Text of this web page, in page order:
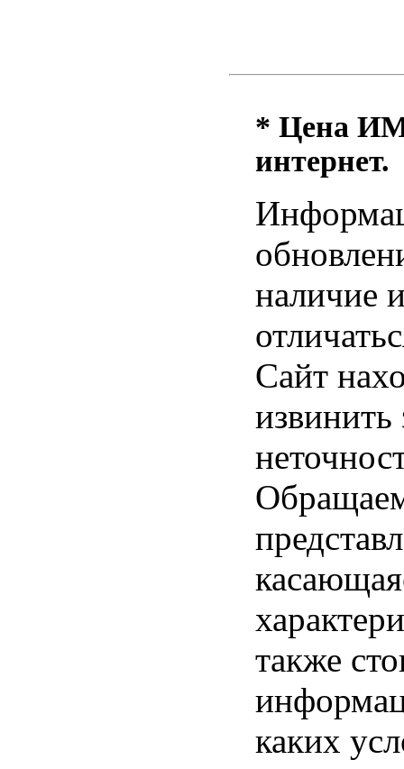
* Цена ИМ
интернет.
наличие
Сайт
также
каких